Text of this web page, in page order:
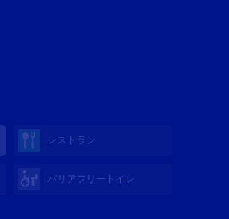
レストラン
バリアフリートイレ